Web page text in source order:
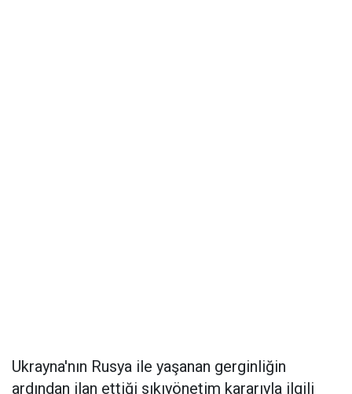
Ukrayna'nın Rusya ile yaşanan gerginliğin
ardından ilan ettiği sıkıyönetim kararıyla ilgili